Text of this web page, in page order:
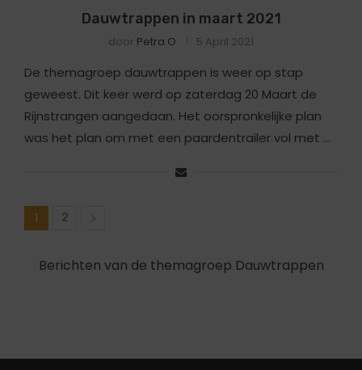
Dauwtrappen in maart 2021
door Petra O 5 April 2021
De themagroep dauwtrappen is weer op stap
geweest. Dit keer werd op zaterdag 20 Maart de
Rijnstrangen aangedaan. Het oorspronkelijke plan
was het plan om met een paardentrailer vol met …
1 2
Berichten van de themagroep Dauwtrappen